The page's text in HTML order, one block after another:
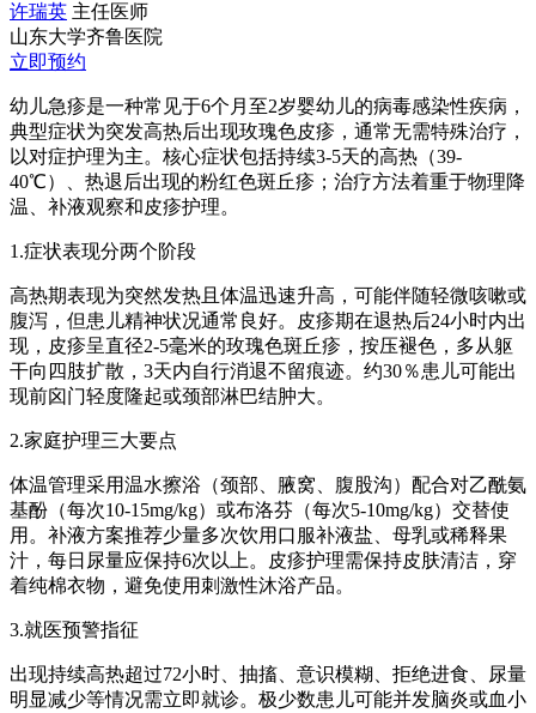
许瑞英 主任医师
山东大学齐鲁医院
立即预约
幼儿急疹是一种常见于6个月至2岁婴幼儿的病毒感染性疾病，
典型症状为突发高热后出现玫瑰色皮疹，通常无需特殊治疗，
以对症护理为主。核心症状包括持续3-5天的高热（39-
40℃）、热退后出现的粉红色斑丘疹；治疗方法着重于物理降
温、补液观察和皮疹护理。
1.症状表现分两个阶段
高热期表现为突然发热且体温迅速升高，可能伴随轻微咳嗽或
腹泻，但患儿精神状况通常良好。皮疹期在退热后24小时内出
现，皮疹呈直径2-5毫米的玫瑰色斑丘疹，按压褪色，多从躯
干向四肢扩散，3天内自行消退不留痕迹。约30％患儿可能出
现前囟门轻度隆起或颈部淋巴结肿大。
2.家庭护理三大要点
体温管理采用温水擦浴（颈部、腋窝、腹股沟）配合对乙酰氨
基酚（每次10-15mg/kg）或布洛芬（每次5-10mg/kg）交替使
用。补液方案推荐少量多次饮用口服补液盐、母乳或稀释果
汁，每日尿量应保持6次以上。皮疹护理需保持皮肤清洁，穿
着纯棉衣物，避免使用刺激性沐浴产品。
3.就医预警指征
出现持续高热超过72小时、抽搐、意识模糊、拒绝进食、尿量
明显减少等情况需立即就诊。极少数患儿可能并发脑炎或血小